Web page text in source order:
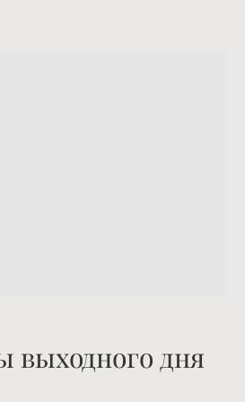
выходного дня